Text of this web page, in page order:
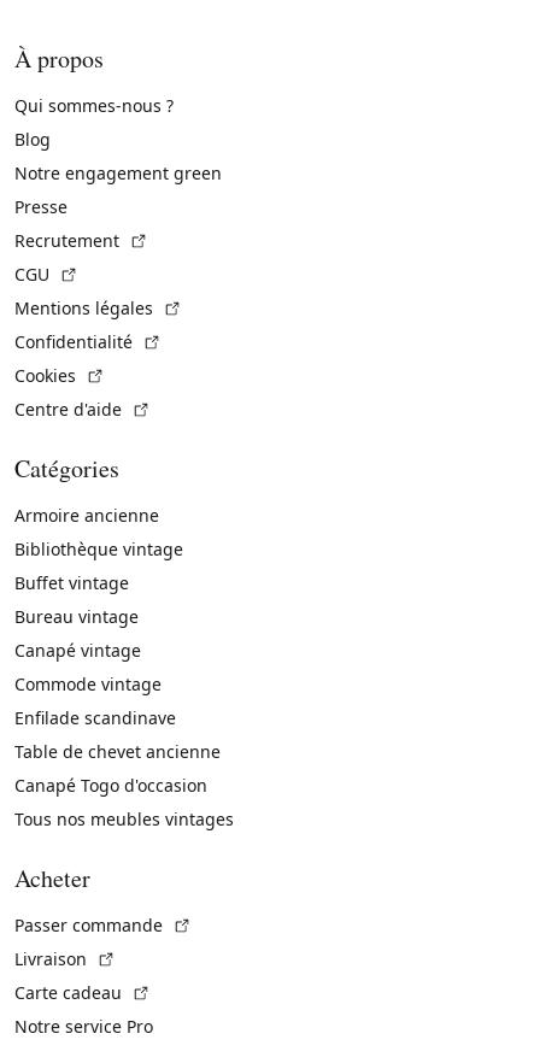
À propos
Qui sommes-nous ?
Blog
Notre engagement green
Presse
Recrutement
CGU
Mentions légales
Confidentialité
Cookies
Centre d'aide
Catégories
Armoire ancienne
Bibliothèque vintage
Buffet vintage
Bureau vintage
Canapé vintage
Commode vintage
Enfilade scandinave
Table de chevet ancienne
Canapé Togo d'occasion
Tous nos meubles vintages
Acheter
Passer commande
Livraison
Carte cadeau
Notre service Pro